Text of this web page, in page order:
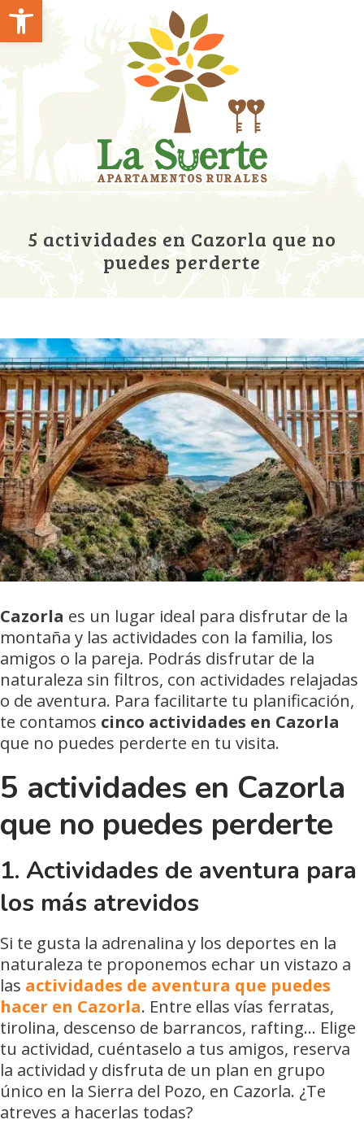
5 actividades en Cazorla que no
puedes perderte
Cazorla es un lugar ideal para disfrutar de la
montaña y las actividades con la familia, los
amigos o la pareja. Podrás disfrutar de la
naturaleza sin filtros, con actividades relajadas
o de aventura. Para facilitarte tu planificación,
te contamos cinco actividades en Cazorla
que no puedes perderte en tu visita.
5 actividades en Cazorla
que no puedes perderte
1. Actividades de aventura para
los más atrevidos
Si te gusta la adrenalina y los deportes en la
naturaleza te proponemos echar un vistazo a
las actividades de aventura que puedes
hacer en Cazorla. Entre ellas vías ferratas,
tirolina, descenso de barrancos, rafting… Elige
tu actividad, cuéntaselo a tus amigos, reserva
la actividad y disfruta de un plan en grupo
único en la Sierra del Pozo, en Cazorla. ¿Te
atreves a hacerlas todas?